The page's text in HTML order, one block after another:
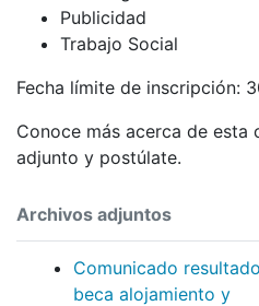
Publicidad
Trabajo Social
Fecha límite de inscripción:
Conoce más acerca de esta
adjunto y postúlate.
Archivos adjuntos
Comunicado
beca alojamiento y